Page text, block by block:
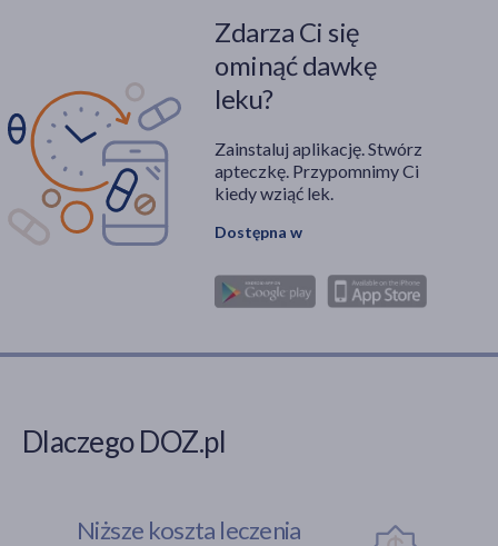
Zdarza Ci się
ominąć dawkę
leku?
Zainstaluj aplikację. Stwórz
apteczkę. Przypomnimy Ci
kiedy wziąć lek.
Dostępna w
Dlaczego DOZ.pl
Niższe koszta leczenia